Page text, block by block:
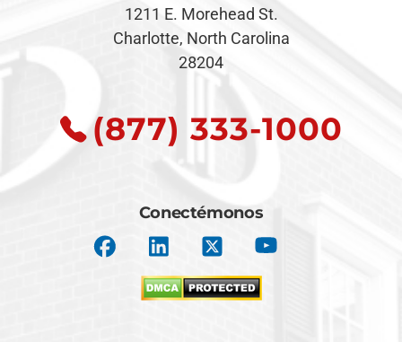
1211 E. Morehead St.
Charlotte, North Carolina
28204
(877) 333-1000
Conectémonos